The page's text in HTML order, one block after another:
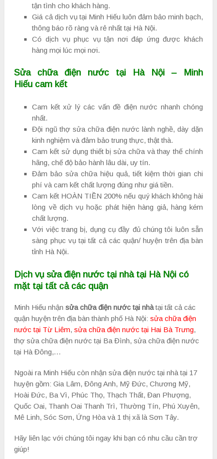
tận tình cho khách hàng.
Giá cả dịch vụ tại Minh Hiếu luôn đảm bảo minh bạch,
thông báo rõ ràng và rẻ nhất tại Hà Nội.
Có dịch vụ phục vụ tận nơi đáp ứng được khách
hàng mọi lúc mọi nơi.
Sửa chữa điện nước tại Hà Nội – Minh
Hiếu cam kết
Cam kết xử lý các vấn đề điện nước nhanh chóng
nhất.
Đội ngũ thợ sửa chữa điện nước lành nghề, dày dặn
kinh nghiệm và đảm bảo trung thực, thật thà.
Cam kết sử dụng thiết bị sửa chữa và thay thế chính
hãng, chế độ bảo hành lâu dài, uy tín.
Đảm bảo sửa chữa hiệu quả, tiết kiệm thời gian chi
phí và cam kết chất lượng đúng như giá tiền.
Cam kết HOÀN TIỀN 200% nếu quý khách không hài
lòng về dịch vụ hoặc phát hiện hàng giả, hàng kém
chất lượng.
Với việc trang bị, dụng cụ đầy đủ chúng tôi luôn sẵn
sàng phục vụ tại tất cả các quận/ huyện trên địa bàn
tỉnh Hà Nội.
Dịch vụ sửa điện nước tại nhà tại Hà Nội có
mặt tại tất cả các quận
Minh Hiếu nhận sửa chữa điện nước tại nhàtại tất cả các
quận huyện trên địa bàn thành phố Hà Nội: sửa chữa điện
nước tại Từ Liêm, sửa chữa điện nước tại Hai Bà Trưng,
thợ sửa chữa điện nước tại Ba Đình, sửa chữa điện nước
tại Hà Đông,…
Ngoài ra Minh Hiếu còn nhận sửa điện nước tại nhà tại 17
huyện gồm: Gia Lâm, Đông Anh, Mỹ Đức, Chương Mỹ,
Hoài Đức, Ba Vì, Phúc Thọ, Thạch Thất, Đan Phượng,
Quốc Oai, Thanh Oai Thanh Trì, Thường Tín, Phú Xuyên,
Mê Linh, Sóc Sơn, Ứng Hòa và 1 thị xã là Sơn Tây.
Hãy liên lạc với chúng tôi ngay khi bạn có nhu cầu cần trợ
giúp!